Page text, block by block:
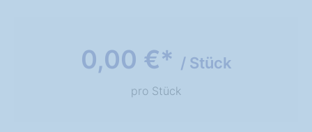
0,00 €* / Stück
pro Stück